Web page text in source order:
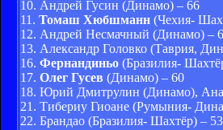
10. Андрей Гусин (Динамо) – 66
11. Томаш Хюбшманн (Чехия-
12. Андрей Несмачный (Динамо) –
13. Александр Головко (Таврия,
16. Фернандиньо (Бразилия-
17. Олег Гусев (Динамо) – 60
18. Юрий Дмитрулин (Динамо),
21. Тибериу Гиоане (Румыния-
22. Брандао (Бразилия- Шахтёр) – 53